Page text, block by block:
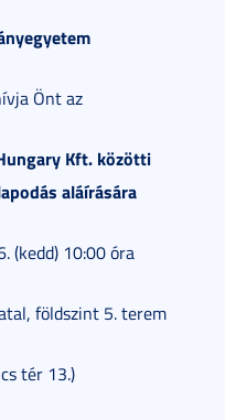
Önt az
Kft. közötti
aláírására
(kedd) 10:00 óra
földszint 5. terem
tér 13.)